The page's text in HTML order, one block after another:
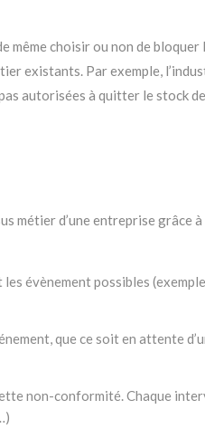
choisir ou non de bloquer
existants. Par exemple,
autorisées à quitter le stock
métier d’une entreprise grâce
évènement possibles
que ce soit en attente
non-conformité. Chaque